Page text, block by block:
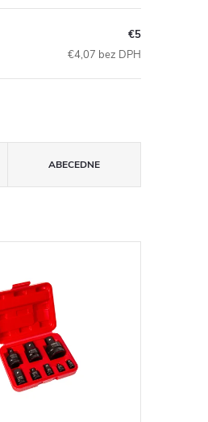
€5
€4,07 bez DPH
ABECEDNE